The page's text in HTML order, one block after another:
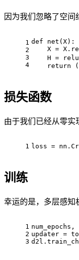
因为我们忽略了空间
1
2
3
4
def net ( X):
X =
H =
return
损失函数
由于我们已经从零实
1 loss =
训练
幸运的是，多层感知
1
2
3
updater =